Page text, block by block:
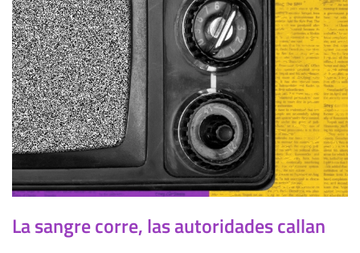
La sangre corre, las autoridades callan